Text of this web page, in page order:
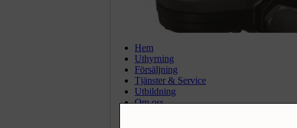
Hem
Uthyrning
Försäljning
Tjänster & Service
Utbildning
Om oss